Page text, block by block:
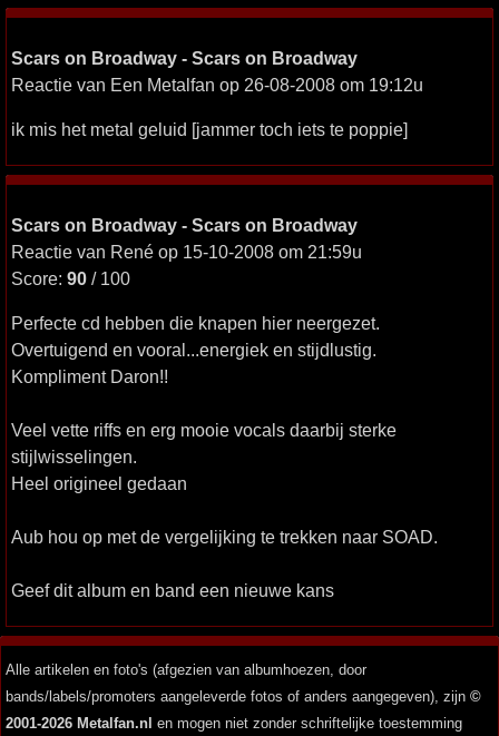
Scars on Broadway - Scars on Broadway
Reactie van Een Metalfan op 26-08-2008 om 19:12u
ik mis het metal geluid [jammer toch iets te poppie]
Scars on Broadway - Scars on Broadway
Reactie van René op 15-10-2008 om 21:59u
Score: 90 / 100
Perfecte cd hebben die knapen hier neergezet.
Overtuigend en vooral...energiek en stijdlustig.
Kompliment Daron!!
Veel vette riffs en erg mooie vocals daarbij sterke
stijlwisselingen.
Heel origineel gedaan
Aub hou op met de vergelijking te trekken naar SOAD.
Geef dit album en band een nieuwe kans
Alle artikelen en foto's (afgezien van albumhoezen, door
bands/labels/promoters aangeleverde fotos of anders aangegeven), zijn ©
2001-2026 Metalfan.nl en mogen niet zonder schriftelijke toestemming